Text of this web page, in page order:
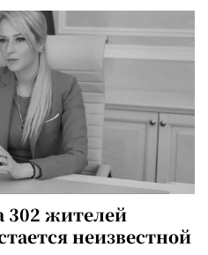
302 жителей
неизвестной